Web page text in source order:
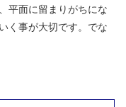
平面に留まりがちにな
く事が大切です。でな